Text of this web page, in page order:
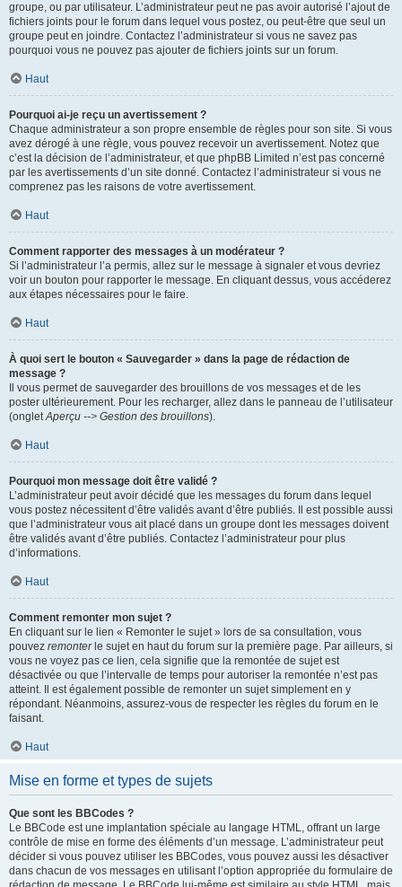
groupe, ou par utilisateur. L’administrateur peut ne pas avoir autorisé l’ajout de
fichiers joints pour le forum dans lequel vous postez, ou peut-être que seul un
groupe peut en joindre. Contactez l’administrateur si vous ne savez pas
pourquoi vous ne pouvez pas ajouter de fichiers joints sur un forum.
Haut
Pourquoi ai-je reçu un avertissement ?
Chaque administrateur a son propre ensemble de règles pour son site. Si vous
avez dérogé à une règle, vous pouvez recevoir un avertissement. Notez que
c’est la décision de l’administrateur, et que phpBB Limited n’est pas concerné
par les avertissements d’un site donné. Contactez l’administrateur si vous ne
comprenez pas les raisons de votre avertissement.
Haut
Comment rapporter des messages à un modérateur ?
Si l’administrateur l’a permis, allez sur le message à signaler et vous devriez
voir un bouton pour rapporter le message. En cliquant dessus, vous accéderez
aux étapes nécessaires pour le faire.
Haut
À quoi sert le bouton « Sauvegarder » dans la page de rédaction de
message ?
Il vous permet de sauvegarder des brouillons de vos messages et de les
poster ultérieurement. Pour les recharger, allez dans le panneau de l’utilisateur
(ongletAperçu --> Gestion des brouillons).
Haut
Pourquoi mon message doit être validé ?
L’administrateur peut avoir décidé que les messages du forum dans lequel
vous postez nécessitent d’être validés avant d’être publiés. Il est possible aussi
que l’administrateur vous ait placé dans un groupe dont les messages doivent
être validés avant d’être publiés. Contactez l’administrateur pour plus
d’informations.
Haut
Comment remonter mon sujet ?
En cliquant sur le lien « Remonter le sujet » lors de sa consultation, vous
pouvez remonterle sujet en haut du forum sur la première page. Par ailleurs, si
vous ne voyez pas ce lien, cela signifie que la remontée de sujet est
désactivée ou que l’intervalle de temps pour autoriser la remontée n’est pas
atteint. Il est également possible de remonter un sujet simplement en y
répondant. Néanmoins, assurez-vous de respecter les règles du forum en le
faisant.
Haut
Mise en forme et types de sujets
Que sont les BBCodes ?
Le BBCode est une implantation spéciale au langage HTML, offrant un large
contrôle de mise en forme des éléments d’un message. L’administrateur peut
décider si vous pouvez utiliser les BBCodes, vous pouvez aussi les désactiver
dans chacun de vos messages en utilisant l’option appropriée du formulaire de